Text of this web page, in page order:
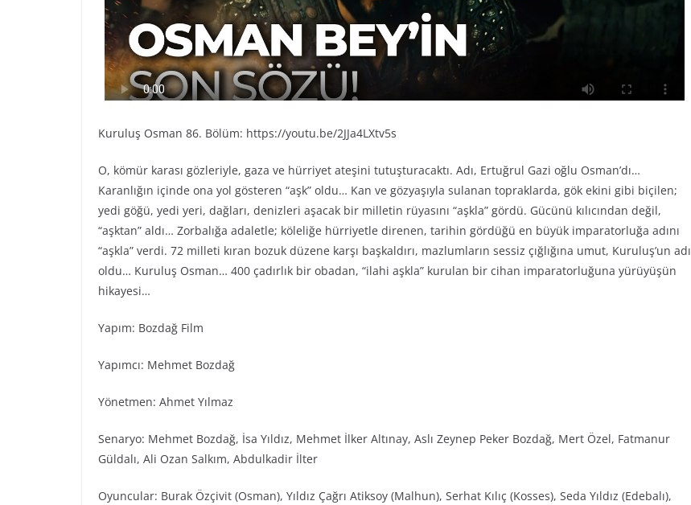
Kuruluş Osman 86. Bölüm: https://youtu.be/2JJa4LXtv5s
O, kömür karası gözleriyle, gaza ve hürriyet ateşini tutuşturacaktı. Adı, Ertuğrul Gazi oğlu Osman’dı…
Karanlığın içinde ona yol gösteren “aşk” oldu… Kan ve gözyaşıyla sulanan topraklarda, gök ekini gibi biçilen;
yedi göğü, yedi yeri, dağları, denizleri aşacak bir milletin rüyasını “aşkla” gördü. Gücünü kılıcından değil,
“aşktan” aldı… Zorbalığa adaletle; köleliğe hürriyetle direnen, tarihin gördüğü en büyük imparatorluğa adını
“aşkla” verdi. 72 milleti kıran bozuk düzene karşı başkaldırı, mazlumların sessiz çığlığına umut, Kuruluş’un adı
oldu… Kuruluş Osman… 400 çadırlık bir obadan, “ilahi aşkla” kurulan bir cihan imparatorluğuna yürüyüşün
hikayesi…
Yapım: Bozdağ Film
Yapımcı: Mehmet Bozdağ
Yönetmen: Ahmet Yılmaz
Senaryo: Mehmet Bozdağ, İsa Yıldız, Mehmet İlker Altınay, Aslı Zeynep Peker Bozdağ, Mert Özel, Fatmanur
Güldalı, Ali Ozan Salkım, Abdulkadir İlter
Oyuncular: Burak Özçivit (Osman), Yıldız Çağrı Atiksoy (Malhun), Serhat Kılıç (Kosses), Seda Yıldız (Edebalı),